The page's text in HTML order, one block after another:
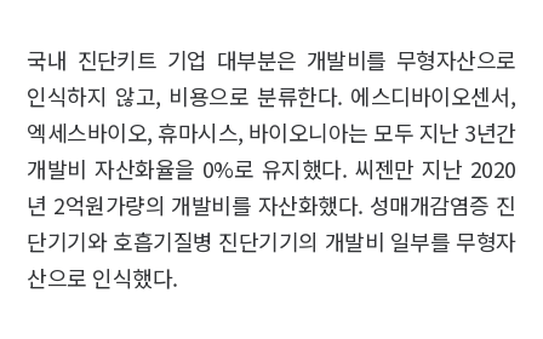
국내 진단키트 기업 대부분은 개발비를 무형자산으로
인식하지 않고, 비용으로 분류한다. 에스디바이오센서,
엑세스바이오, 휴마시스, 바이오니아는 모두 지난 3년간
개발비 자산화율을 0%로 유지했다. 씨젠만 지난 2020
년 2억원가량의 개발비를 자산화했다. 성매개감염증 진
단기기와 호흡기질병 진단기기의 개발비 일부를 무형자
산으로 인식했다.